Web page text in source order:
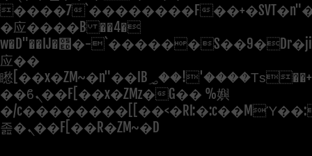
����7`��������F
�应����B ��4�
w�D"��IJ�׭�-`������S��9�Dr�ji��EJ߅��gJ�
应��
矁[��x�ZM~�n"��IB؃��!'����Тѕ��+��(m��IK�ʭ�/|
��ϐܢ��F[��x�ZMz�G�� %嬩
�/
졾�ܢ��F[��R�ZM~�D